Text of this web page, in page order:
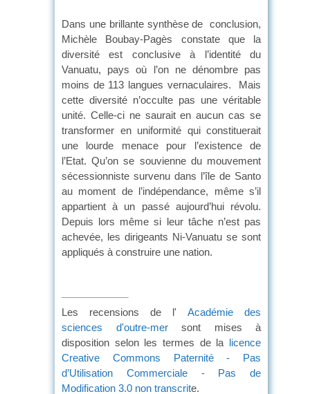
Dans une brillante synthèse de conclusion,
Michèle Boubay-Pagès constate que la
diversité est conclusive à l’identité du
Vanuatu, pays où l’on ne dénombre pas
moins de 113 langues vernaculaires. Mais
cette diversité n’occulte pas une véritable
unité. Celle-ci ne saurait en aucun cas se
transformer en uniformité qui constituerait
une lourde menace pour l’existence de
l’Etat. Qu’on se souvienne du mouvement
sécessionniste survenu dans l’île de Santo
au moment de l’indépendance, même s’il
appartient à un passé aujourd’hui révolu.
Depuis lors même si leur tâche n’est pas
achevée, les dirigeants Ni-Vanuatu se sont
appliqués à construire une nation.
Les recensions de l' Académie des
sciences d'outre-mersont mises à
disposition selon les termes de la licence
Creative Commons Paternité - Pas
d’Utilisation Commerciale - Pas de
Modification 3.0 non transcrite.